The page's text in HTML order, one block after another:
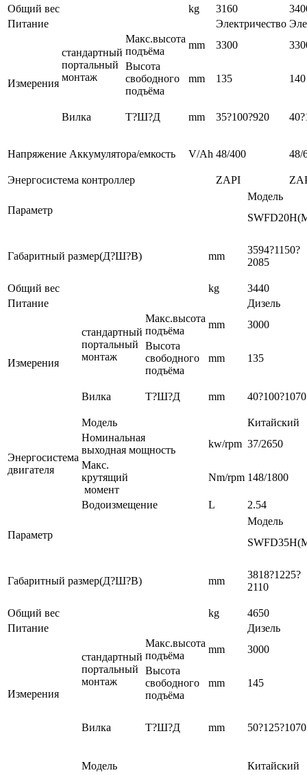
Общий вес
kg 3160
Питание
Электричество
Измерения
стандартный
портальный
монтаж
Макс.высота
подъёма
mm 3300
Высота
свободного
подъёма
mm 135 140
Вилка Т?Ш?Д mm 35?100?920
Напряжение Аккумулятора/емкость V/Ah 48/400 48/
Энергосистема контроллер ZAPI
Параметр
Модель
Габаритный размер(Д?Ш?В) mm
3594?1150?
2085
Общий вес kg
3440
Питание
Дизель
Измерения
стандартный
портальный
монтаж
Макс.высота
подъёма
mm
3000
Высота
свободного
подъёма
mm 135
Вилка Т?Ш?Д mm 40?100?1070
Энергосистема
двигателя
Модель
Китайский
Номинальная
выходная мощность
kw/rpm 37/2650
Макс.
крутящий
момент
Nm/rpm 148/1800
Водоизмещение L 2.54
Параметр
Модель
Габаритный размер(Д?Ш?В) mm
3818?1225?
2110
Общий вес kg
4650
Питание
Дизель
Измерения
стандартный
портальный
монтаж
Макс.высота
подъёма
mm
3000
Высота
свободного
подъёма
mm 145
Вилка Т?Ш?Д mm 50?125?1070
Модель
Китайский